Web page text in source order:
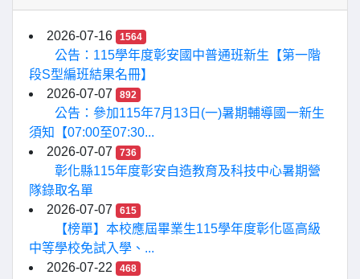
2026-07-16 1564
公告：115學年度彰安國中普通班新生【第一階
段S型編班結果名冊】
2026-07-07
892
公告：參加115年7月13日(一)暑期輔導國一新生
須知【07:00至07:30...
2026-07-07
736
彰化縣115年度彰安自造教育及科技中心暑期營
隊錄取名單
2026-07-07
615
【榜單】本校應屆畢業生115學年度彰化區高級
中等學校免試入學、...
2026-07-22
468